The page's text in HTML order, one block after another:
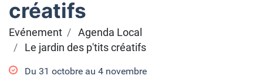
créatifs
Evénement
Agenda Local
Le jardin des p'tits créatifs
Du 31 octobre au 4 novembre